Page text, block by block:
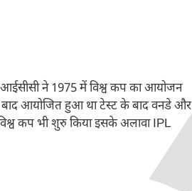
आईसीसी ने 1975 में विश्व कप का आयोजन
आयोजित हुआ था टेस्ट के बाद वनडे और
कप भी शुरु किया इसके अलावा IPL